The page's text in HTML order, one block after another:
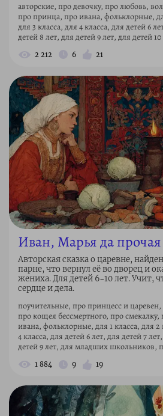
авторские, про девочку, про любовь,
про принца, про ивана, фольклорные,
для 3 класса, для 4 класса, для детей 6
детей 8 лет, для детей 9 лет, для детей
2 212 6 21
Иван, Марья да прочая
Авторская сказка о царевне,
парне, что вернул её во дворец и
жениха. Для детей 6–10 лет. Учит,
сердце и дела.
поучительные, про принцесс и царевен,
про кощея бессмертного, про
ивана, фольклорные, для 1 класса, для 2
4 класса, для детей 6 лет, для детей 7
детей 9 лет, для младших школьников,
1 884 9 19